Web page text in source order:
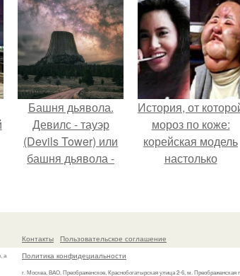
Башня дьявола.
Девилс - тауэр
(Devils Tower) или
башня дьявола -
происхождения
уровнем моря.
История, от
мороз по коже:
корейская модель
настолько
вколола себе в
а
Контакты
Пользовательское соглашение
Политика конфидециальности
г. Москва, ВАО, Преображенское, Краснобогатырская улица 2-6, м. Преображенская